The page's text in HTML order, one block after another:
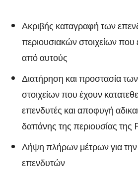
Ακριβής καταγραφή των
περιουσιακών στοιχείων που
από αυτούς
Διατήρηση και προστασία
στοιχείων που έχουν
επενδυτές και αποφυγή
δαπάνης της περιουσίας
Λήψη πλήρων μέτρων για
επενδυτών